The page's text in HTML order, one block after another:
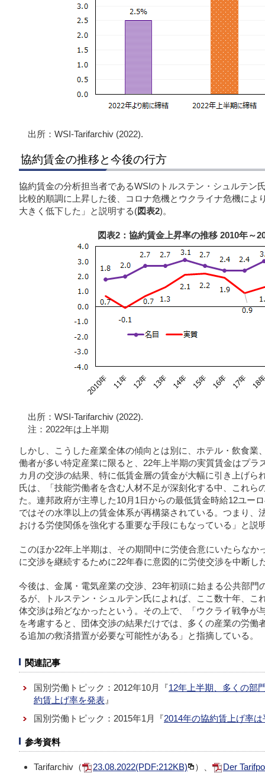
出所：WSI-Tarifarchiv (2022).
協約賃金の推移と今後の行方
協約賃金の分析担当者であるWSIのトルステン・シュルテン
比較的順調に上昇した後、コロナ危機とウクライナ危機によ
大きく低下した」と説明する(図表2)。
図表2：協約賃金上昇率の推移 2010年～
出所：WSI-Tarifarchiv (2022).
注：2022年は上半期
しかし、こうした産業全体の傾向とは別に、ホテル・飲食業
働者が多い特定産業に限ると、22年上半期の実質賃金はプラ
カ月の交渉の結果、特に低賃金層の賃金が大幅に引き上げら
氏は、「技能労働者を含む人材不足が深刻化する中、これら
た。連邦政府が主導した10月1日からの最低賃金時給12ユー
ではその水準以上の賃金体系が再構築されている。つまり、
おける労使関係を強化する重要な手段にもなっている」と説
このほか22年上半期は、その期間中に労使合意にいたらなか
に交渉を継続するために22年春に意図的に労使交渉を中断し
今後は、金属・電気産業の交渉、23年初頭に始まる公共部門
るが、トルステン・シュルテン氏によれば、ここ数十年、こ
体交渉は殆どなかったという。その上で、「ウクライ戦争が
を考慮すると、団体交渉の結果だけでは、多くの産業の労働
る追加の救済措置が必要な可能性がある」と指摘している。
関連記事
国別労働トピック：2012年10月『12年上半期、多くの部
約賃上げ率を発表 』
国別労働トピック：2015年1月『2014年の協約賃上げ率
参考資料
Tarifarchiv（ 23.08.2022(PDF:212KB) ）、
Der